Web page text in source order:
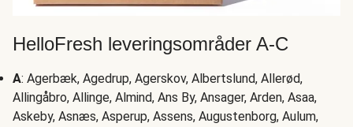
HelloFresh leveringsområder A-C
A: Agerbæk, Agedrup, Agerskov, Albertslund, Allerød,
Allingåbro, Allinge, Almind, Ans By, Ansager, Arden, Asaa,
Askeby, Asnæs, Asperup, Assens, Augustenborg, Aulum,